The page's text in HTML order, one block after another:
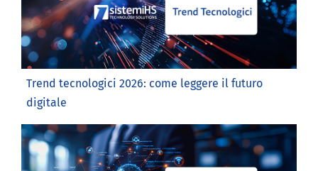
Trend tecnologici 2026: come leggere il futuro
digitale